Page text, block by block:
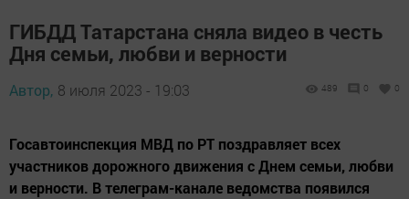
ГИБДД Татарстана сняла видео в честь
Дня семьи, любви и верности
Автор, 8 июля 2023 - 19:03 489 0 0
Госавтоинспекция МВД по РТ поздравляет всех
участников дорожного движения с Днем семьи, любви
и верности. В телеграм-канале ведомства появился